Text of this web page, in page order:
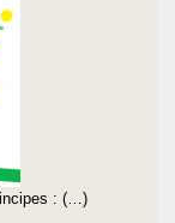
: (…)